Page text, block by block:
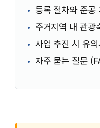
등록 절차와 준공
주거지역 내 관광
사업 추진 시 유
자주 묻는 질문